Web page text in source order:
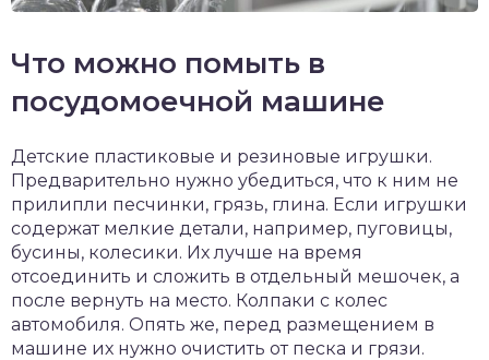
Что можно помыть в
посудомоечной машине
Детские пластиковые и резиновые игрушки.
Предварительно нужно убедиться, что к ним не
прилипли песчинки, грязь, глина. Если игрушки
содержат мелкие детали, например, пуговицы,
бусины, колесики. Их лучше на время
отсоединить и сложить в отдельный мешочек, а
после вернуть на место. Колпаки с колес
автомобиля. Опять же, перед размещением в
машине их нужно очистить от песка и грязи.